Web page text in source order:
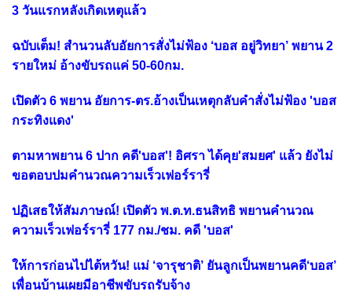
3 วันแรกหลังเกิดเหตุแล้ว
ฉบับเต็ม! สำนวนลับอัยการสั่งไม่ฟ้อง ‘บอส อยู่วิทยา’ พยาน 2
รายใหม่ อ้างขับรถแค่ 50-60กม.
เปิดตัว 6 พยาน อัยการ-ตร.อ้างเป็นเหตุกลับคำสั่งไม่ฟ้อง 'บอส
กระทิงแดง'
ตามหาพยาน 6 ปาก คดี'บอส'! อิศรา ได้คุย'สมยศ' แล้ว ยังไม่
ขอตอบปมคำนวณความเร็วเฟอร์รารี่
ปฏิเสธให้สัมภาษณ์! เปิดตัว พ.ต.ท.ธนสิทธิ พยานคำนวณ
ความเร็วเฟอร์รารี่ 177 กม./ชม. คดี 'บอส'
ให้การก่อนไปไต้หวัน! แม่ ‘จารุชาติ’ ยันลูกเป็นพยานคดี‘บอส’
เพื่อนบ้านเผยมีอาชีพขับรถรับจ้าง